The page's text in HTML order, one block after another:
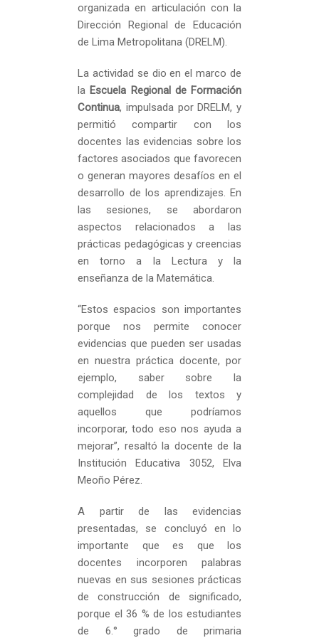
organizada en articulación con la
Dirección Regional de Educación
de Lima Metropolitana (DRELM).
La actividad se dio en el marco de
la Escuela Regional de Formación
Continua, impulsada por DRELM, y
permitió compartir con los
docentes las evidencias sobre los
factores asociados que favorecen
o generan mayores desafíos en el
desarrollo de los aprendizajes. En
las sesiones, se abordaron
aspectos relacionados a las
prácticas pedagógicas y creencias
en torno a la Lectura y la
enseñanza de la Matemática.
“Estos espacios son importantes
porque nos permite conocer
evidencias que pueden ser usadas
en nuestra práctica docente, por
ejemplo, saber sobre la
complejidad de los textos y
aquellos que podríamos
incorporar, todo eso nos ayuda a
mejorar”, resaltó la docente de la
Institución Educativa 3052, Elva
Meoño Pérez.
A partir de las evidencias
presentadas, se concluyó en lo
importante que es que los
docentes incorporen palabras
nuevas en sus sesiones prácticas
de construcción de significado,
porque el 36 % de los estudiantes
de 6.° grado de primaria